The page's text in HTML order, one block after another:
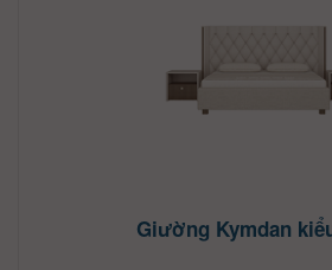
Giường Kymdan